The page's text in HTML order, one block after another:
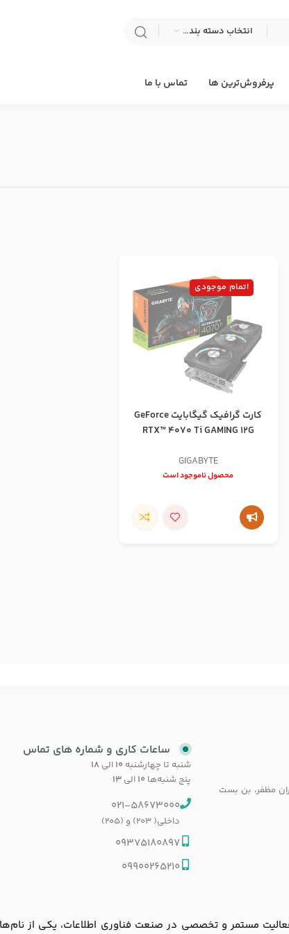
انتخاب دسته بندی
پرفروش‌ترین ها تماس با ما
اتمام موجودی
کارت گرافیک گیگابایت GeForce
RTX™ 4070 Ti GAMING 12G
GIGABYTE
محصول ناموجود است
مظفر، بن بست
ساعات کاری و شماره های تماس
شنبه تا چهارشنبه ۱۰ الی ۱۸
پنج شنبه‌ها ۱۰ الی۱۳
021-58673000
داخلی( 203) و (205)
09375180897
09900265210
مستمر و تخصصی در صنعت فناوری اطلاعات، یکی از